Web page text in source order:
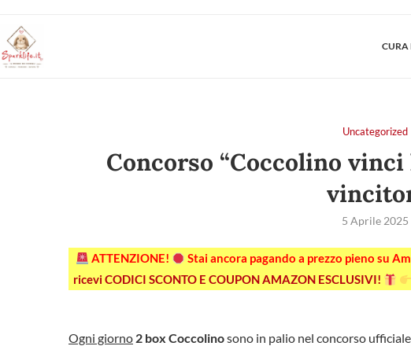
CURA
Uncategorized
Concorso “Coccolino vinci
5 Aprile 2025
ATTENZIONE! Stai ancora pagando a prezzo pieno su
ricevi CODICI SCONTO E COUPON AMAZON ESCLUSIVI!
Ogni giorno 2 box Coccolinosono in palio nel concorso ufficiale